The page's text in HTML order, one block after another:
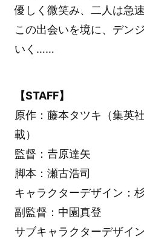
優しく微笑み、二人は急速
この出会いを境に、デン
いく……
【STAFF】
原作：藤本タツキ（集英
載）
監督：𠮷原達矢
脚本：瀬古浩司
キャラクターデザイン：
副監督：中園真登
サブキャラクターデザイ